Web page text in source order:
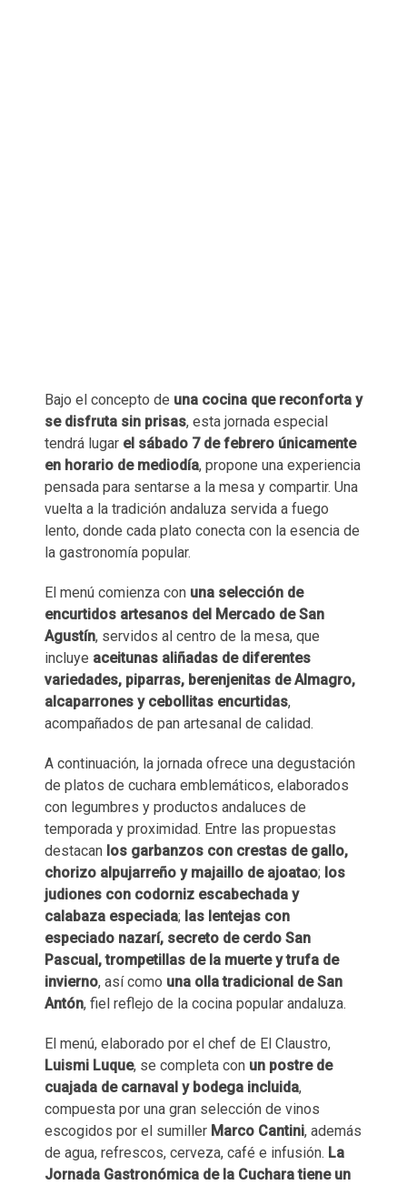
Bajo el concepto de una cocina que reconforta y
se disfruta sin prisas, esta jornada especial
tendrá lugar el sábado 7 de febrero únicamente
en horario de mediodía, propone una experiencia
pensada para sentarse a la mesa y compartir. Una
vuelta a la tradición andaluza servida a fuego
lento, donde cada plato conecta con la esencia de
la gastronomía popular.
El menú comienza con una selección de
encurtidos artesanos del Mercado de San
Agustín, servidos al centro de la mesa, que
incluye aceitunas aliñadas de diferentes
variedades, piparras, berenjenitas de Almagro,
alcaparrones y cebollitas encurtidas,
acompañados de pan artesanal de calidad.
A continuación, la jornada ofrece una degustación
de platos de cuchara emblemáticos, elaborados
con legumbres y productos andaluces de
temporada y proximidad. Entre las propuestas
destacan los garbanzos con crestas de gallo,
chorizo alpujarreño y majaillo de ajoatao; los
judiones con codorniz escabechada y
calabaza especiada; las lentejas con
especiado nazarí, secreto de cerdo San
Pascual, trompetillas de la muerte y trufa de
invierno, así como una olla tradicional de San
Antón, fiel reflejo de la cocina popular andaluza.
El menú, elaborado por el chef de El Claustro,
Luismi Luque, se completa con un postre de
cuajada de carnaval y bodega incluida,
compuesta por una gran selección de vinos
escogidos por el sumiller Marco Cantini, además
de agua, refrescos, cerveza, café e infusión. La
Jornada Gastronómica de la Cuchara tiene un